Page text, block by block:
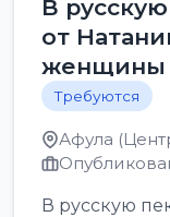
В
от
женщины
Требуются
Афула
В русскую